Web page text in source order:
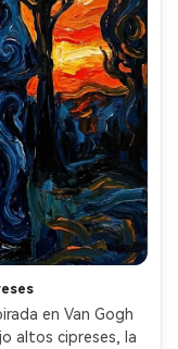
en Van Gogh
altos cipreses, la